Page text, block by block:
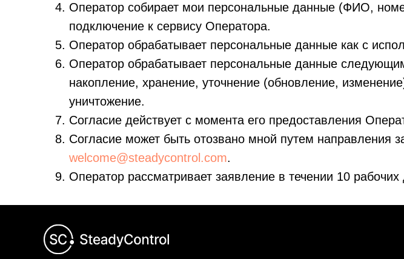
Оператор собирает мои персональные данные (ФИО,
подключение к сервису Оператора.
Оператор обрабатывает персональные данные как с
Оператор обрабатывает персональные данные
накопление, хранение, уточнение (обновление,
уничтожение.
Согласие действует с момента его предоставления
Согласие может быть отозвано мной путем направления
welcome@steadycontrol.com.
Оператор рассматривает заявление в течении 10